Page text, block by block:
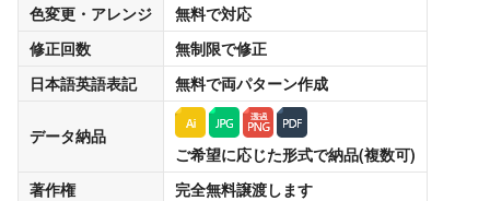
色変更・アレンジ
無料で対応
修正回数
無制限で修正
日本語英語表記
無料で両パターン作成
データ納品
ご希望に応じた形式で納品(複数可)
著作権
完全無料譲渡します